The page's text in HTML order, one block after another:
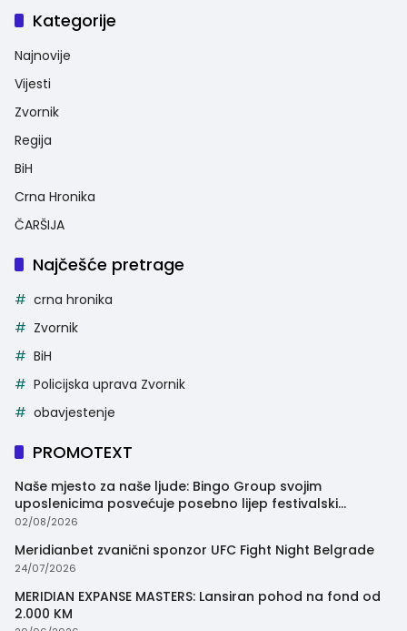
Kategorije
Najnovije
Vijesti
Zvornik
Regija
BiH
Crna Hronika
ČARŠIJA
Najčešće pretrage
crna hronika
Zvornik
BiH
Policijska uprava Zvornik
obavjestenje
PROMOTEXT
Naše mjesto za naše ljude: Bingo Group svojim
uposlenicima posvećuje posebno lijep festivalski
trenutak
02/08/2026
Meridianbet zvanični sponzor UFC Fight Night Belgrade
24/07/2026
MERIDIAN EXPANSE MASTERS: Lansiran pohod na fond od
2.000 KM